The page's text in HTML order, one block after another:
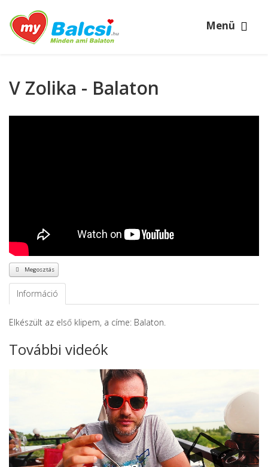
Menü
V Zolika - Balaton
Megosztás
Információ
Elkészült az első klipem, a címe: Balaton.
További videók